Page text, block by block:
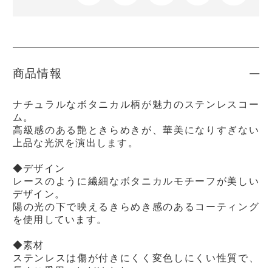
商品情報
ナチュラルなボタニカル柄が魅力のステンレスコー
ム。
高級感のある艶ときらめきが、華美になりすぎない
上品な光沢を演出します。
◆デザイン
レースのように繊細なボタニカルモチーフが美しい
デザイン。
陽の光の下で映えるきらめき感のあるコーティング
を使用しています。
◆素材
ステンレスは傷が付きにくく変色しにくい性質で、